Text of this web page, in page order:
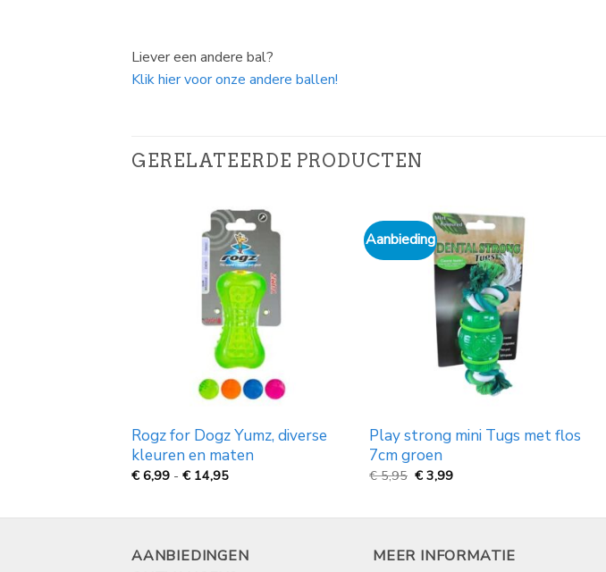
Liever een andere bal?
Klik hier voor onze andere ballen!
GERELATEERDE PRODUCTEN
Rogz for Dogz Yumz, diverse
kleuren en maten
€ 6,99 - € 14,95Prijsklasse:
Aanbieding
Play strong mini Tugs met flos
7cm groen
€5,95 Oorspronkelijke
prijs
€3,99Huidige
AANBIEDINGEN
MEER INFORMATIE